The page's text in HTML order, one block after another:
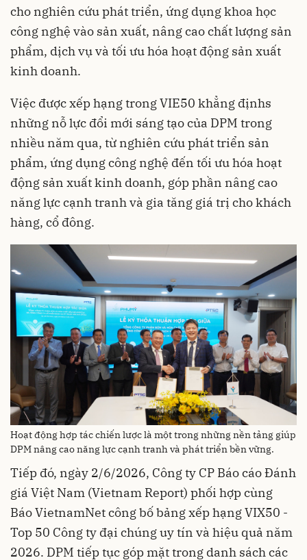
cho nghiên cứu phát triển, ứng dụng khoa học
công nghệ vào sản xuất, nâng cao chất lượng sản
phẩm, dịch vụ và tối ưu hóa hoạt động sản xuất
kinh doanh.
Việc được xếp hạng trong VIE50 khẳng địnhs
những nỗ lực đổi mới sáng tạo của DPM trong
nhiều năm qua, từ nghiên cứu phát triển sản
phẩm, ứng dụng công nghệ đến tối ưu hóa hoạt
động sản xuất kinh doanh, góp phần nâng cao
năng lực cạnh tranh và gia tăng giá trị cho khách
hàng, cổ đông.
Hoạt động hợp tác chiến lược là một trong những nền tảng giúp
DPM nâng cao năng lực cạnh tranh và phát triển bền vững.
Tiếp đó, ngày 2/6/2026, Công ty CP Báo cáo Đánh
giá Việt Nam (Vietnam Report) phối hợp cùng
Báo VietnamNet công bố bảng xếp hạng VIX50 -
Top 50 Công ty đại chúng uy tín và hiệu quả năm
2026. DPM tiếp tục góp mặt trong danh sách các